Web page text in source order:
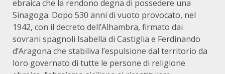
ebraica che la rendono degna di possedere una
Sinagoga. Dopo 530 anni di vuoto provocato, nel
1942, con il decreto dell’Alhambra, firmato dai
sovrani spagnoli Isabella di Castiglia e Ferdinando
d’Aragona che stabiliva l’espulsione dal territorio da
loro governato di tutte le persone di religione